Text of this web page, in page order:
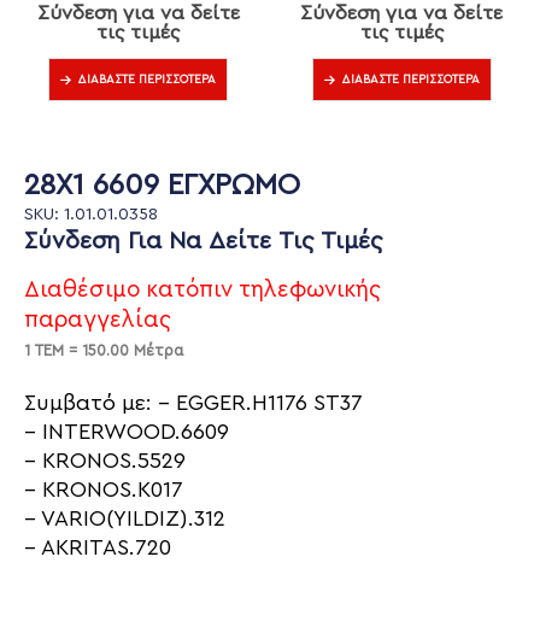
Σύνδεση για να δείτε
τις τιμές
ΔΙΑΒΆΣΤΕ ΠΕΡΙΣΣΌΤΕΡΑ
Σύνδεση για να δείτε
τις τιμές
ΔΙΑΒΆΣΤΕ ΠΕΡΙΣΣΌΤΕΡΑ
28X1 6609 ΕΓΧΡΩΜΟ
SKU: 1.01.01.0358
Σύνδεση Για Να Δείτε Τις Τιμές
Διαθέσιμο κατόπιν τηλεφωνικής
παραγγελίας
1 ΤΕΜ = 150.00 Μέτρα
Συμβατό με: – EGGER.H1176 ST37
– INTERWOOD.6609
– KRONOS.5529
– KRONOS.K017
– VARIO(YILDIZ).312
– AKRITAS.720